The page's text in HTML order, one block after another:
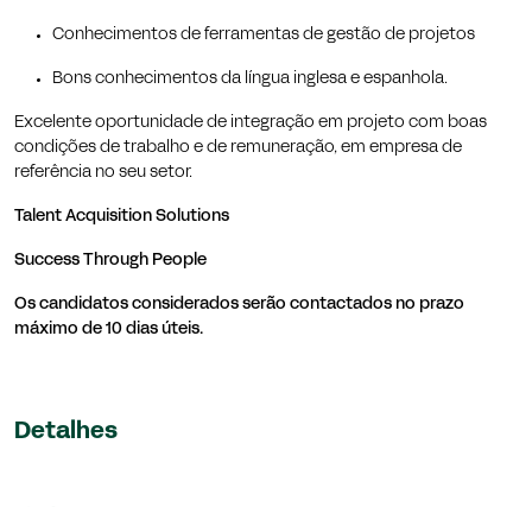
Conhecimentos de ferramentas de gestão de projetos
Bons conhecimentos da língua inglesa e espanhola.
Excelente oportunidade de integração em projeto com boas
condições de trabalho e de remuneração, em empresa de
referência no seu setor.
Talent Acquisition Solutions
Success Through People
Os candidatos considerados serão contactados no prazo
máximo de 10 dias úteis.
Detalhes